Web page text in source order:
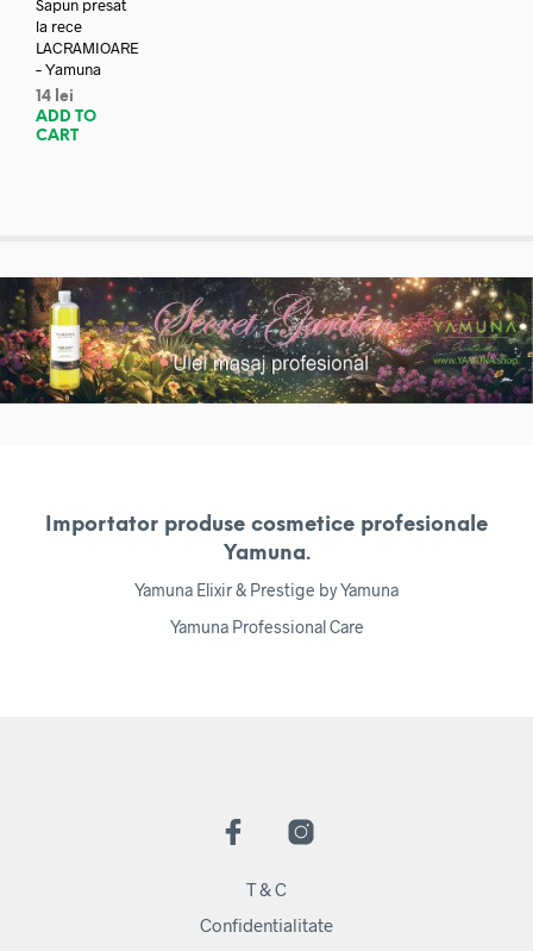
Sapun presat
la rece
LACRAMIOARE
– Yamuna
14 lei
ADD TO
CART
Importator produse cosmetice profesionale
Yamuna.
Yamuna Elixir & Prestige by Yamuna
Yamuna Professional Care
T & C
Confidentialitate